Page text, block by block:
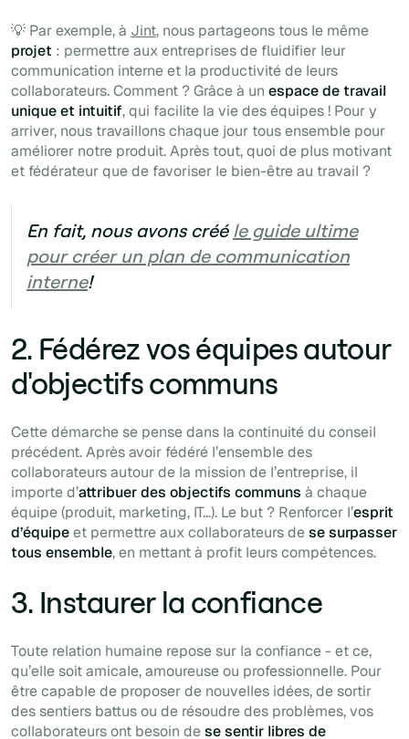
💡 Par exemple, à Jint, nous partageons tous le même
projet : permettre aux entreprises de fluidifier leur
communication interne et la productivité de leurs
collaborateurs. Comment ? Grâce à un espace de travail
unique et intuitif, qui facilite la vie des équipes ! Pour y
arriver, nous travaillons chaque jour tous ensemble pour
améliorer notre produit. Après tout, quoi de plus motivant
et fédérateur que de favoriser le bien-être au travail ?
En fait, nous avons créé le guide ultime
pour créer un plan de communication
interne!
2. Fédérez vos équipes autour
d'objectifs communs
Cette démarche se pense dans la continuité du conseil
précédent. Après avoir fédéré l’ensemble des
collaborateurs autour de la mission de l’entreprise, il
importe d’attribuer des objectifs communs à chaque
équipe (produit, marketing, IT...). Le but ? Renforcer l’esprit
d’équipeet permettre aux collaborateurs dese surpasser
tous ensemble, en mettant à profit leurs compétences.
3. Instaurer la confiance
Toute relation humaine repose sur la confiance - et ce,
qu’elle soit amicale, amoureuse ou professionnelle. Pour
être capable de proposer de nouvelles idées, de sortir
des sentiers battus ou de résoudre des problèmes, vos
collaborateurs ont besoin dese sentir libres de